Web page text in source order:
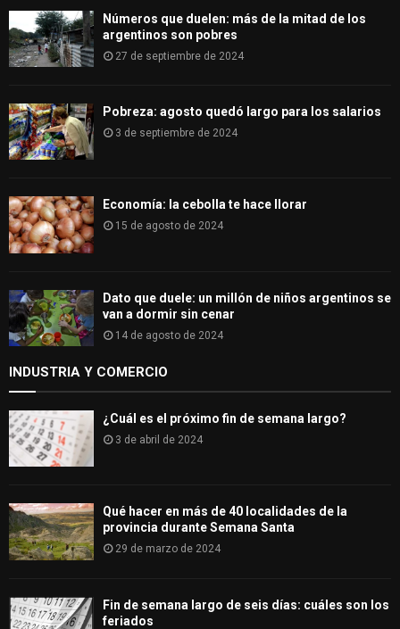
H
Números que duelen: más de la mitad de los
argentinos son pobres
27 de septiembre de 2024
Pobreza: agosto quedó largo para los salarios
3 de septiembre de 2024
Economía: la cebolla te hace llorar
15 de agosto de 2024
Dato que duele: un millón de niños argentinos se
van a dormir sin cenar
14 de agosto de 2024
INDUSTRIA Y COMERCIO
¿Cuál es el próximo fin de semana largo?
3 de abril de 2024
Qué hacer en más de 40 localidades de la
provincia durante Semana Santa
29 de marzo de 2024
Fin de semana largo de seis días: cuáles son los
feriados